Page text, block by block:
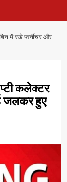
में रखे फर्नीचर और
कलेक्टर
जलकर हुए